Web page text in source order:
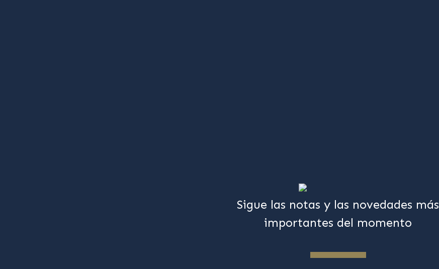
Sigue las notas y las novedades más
importantes del momento
Suscríbete